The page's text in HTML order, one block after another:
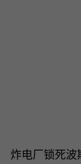
炸电厂锁死波